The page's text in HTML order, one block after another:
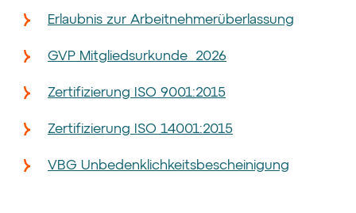
Erlaubnis zur Arbeitnehmerüberlassung
GVP Mitgliedsurkunde 2026
Zertifizierung ISO 9001:2015
Zertifizierung ISO 14001:2015
VBG Unbedenklichkeitsbescheinigung